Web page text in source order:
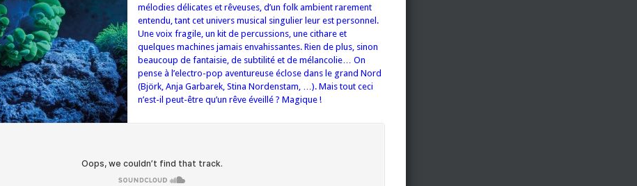
mélodies délicates et rêveuses, d’un folk ambient rarement
entendu, tant cet univers musical singulier leur est personnel.
Une voix fragile, un kit de percussions, une cithare et
quelques machines jamais envahissantes. Rien de plus, sinon
beaucoup de fantaisie, de subtilité et de mélancolie… On
pense à l’electro-pop aventureuse éclose dans le grand Nord
(Björk, Anja Garbarek, Stina Nordenstam, …). Mais tout ceci
n’est-il peut-être qu’un rêve éveillé ? Magique !